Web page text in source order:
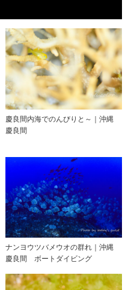
慶良間内海でのんびりと～｜沖縄
慶良間
ナンヨウツバメウオの群れ｜沖縄
慶良間 ボートダイビング